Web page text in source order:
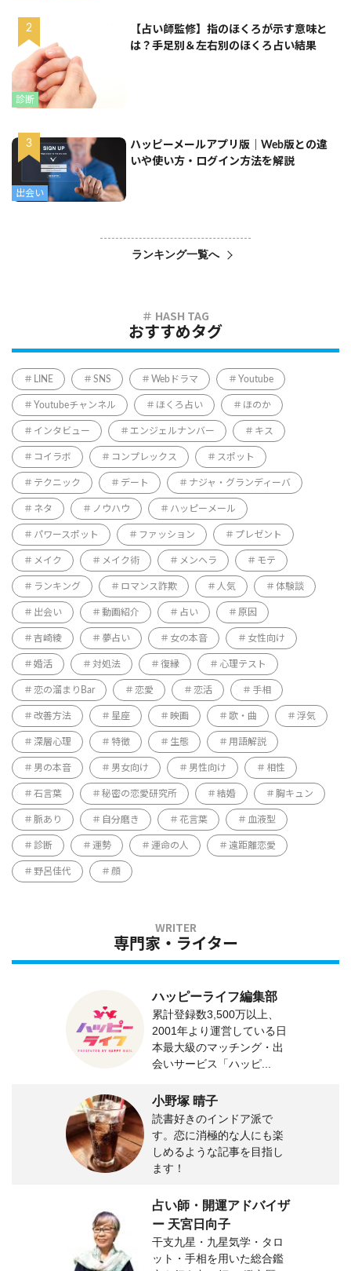
診断
【占い師監修】指のほくろが示す意味と
は？手足別＆左右別のほくろ占い結果
出会い
ハッピーメールアプリ版｜Web版との違
いや使い方・ログイン方法を解説
ランキング一覧へ
おすすめタグ
LINE SNS Webドラマ Youtube
Youtubeチャンネル ほくろ占い ほのか
インタビュー エンジェルナンバー キス
コイラボ コンプレックス スポット
テクニック デート ナジャ・グランディーバ
ネタ ノウハウ ハッピーメール
パワースポット ファッション プレゼント
メイク メイク術 メンヘラ モテ
ランキング ロマンス詐欺 人気 体験談
出会い 動画紹介 占い 原因
吉崎綾 夢占い 女の本音 女性向け
婚活 対処法 復縁 心理テスト
恋の溜まりBar 恋愛 恋活 手相
改善方法 星座 映画 歌・曲 浮気
深層心理 特徴 生態 用語解説
男の本音 男女向け 男性向け 相性
石言葉 秘密の恋愛研究所 結婚 胸キュン
脈あり 自分磨き 花言葉 血液型
診断 運勢 運命の人 遠距離恋愛
野呂佳代 顔
専門家・ライター
ハッピーライフ編集部
累計登録数3,500万以上、
2001年より運営している日
本最大級のマッチング・出
会いサービス「ハッピ...
小野塚 晴子
読書好きのインドア派で
す。恋に消極的な人にも楽
しめるような記事を目指し
ます！
占い師・開運アドバイザ
ー 天宮日向子
干支九星・九星気学・タロ
ット・手相を用いた総合鑑